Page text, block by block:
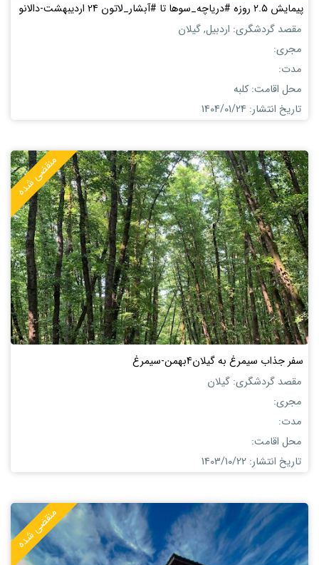
پیمایش ٢.۵ روزه #دریاچه_سوها تا #آبشار_لاتون 24 اردیبهشت-دالانو
مقصد گردشگری: اردبیل, گیلان
مجری:
مدت:
محل اقامت: کلبه
تاریخ انتشار: 1404/01/24
منقضی شده
سفر جذاب سیمرغ به گیلان4بهمن-سیمرغ
مقصد گردشگری: گیلان
مجری:
مدت:
محل اقامت:
تاریخ انتشار: 1403/10/22
منقضی شده